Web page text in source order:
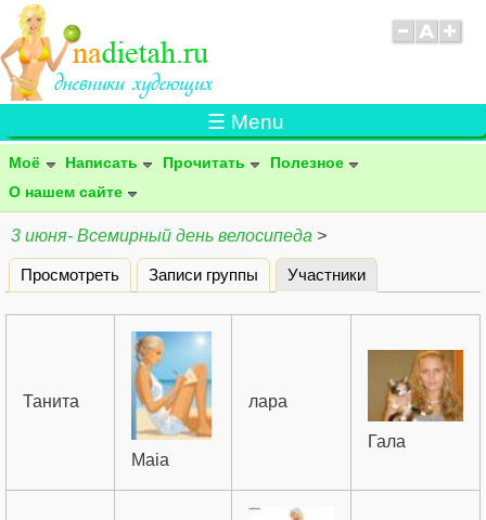
☰ Menu
Моё Написать Прочитать
Полезное
О нашем сайте
3 июня- Всемирный день велосипеда >
Главные вкладки
Просмотреть Записи группы Участники
Танита
Maia
лара
Гала